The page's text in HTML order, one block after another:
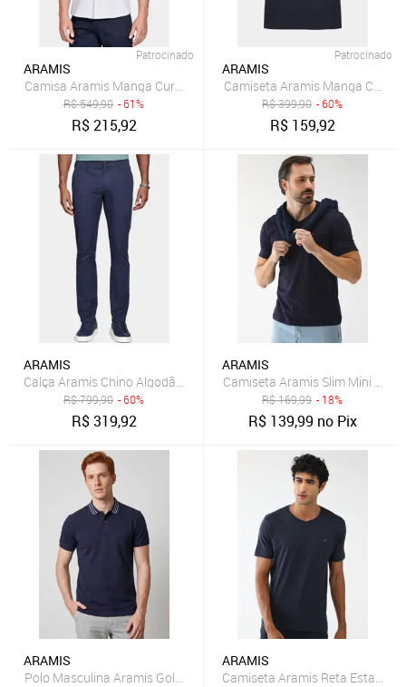
Patrocinado
ARAMIS
Camisa Aramis Manga Curta Slim Algodão Flame Soft Marinho
R$549,90 - 61%
R$215,92
Patrocinado
ARAMIS
Camiseta Aramis Manga Curta
R$399,90 - 60%
R$ 159,92
ARAMIS
Calça Aramis Chino Algodão Premium Básica Marinho
R$799,90 - 60%
R$319,92
ARAMIS
Camiseta Aramis Slim Mini Icon
R$169,99 - 18%
R$ 139,99 no Pix
ARAMIS
Polo Masculina Aramis Gola Listrada Azul-Marinho
ARAMIS
Camiseta Aramis Reta Estampa